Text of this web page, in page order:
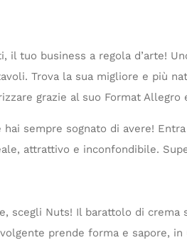
il tuo business a regola d’arte!
Trova la sua migliore e più
grazie al suo Format Allegro
hai sempre sognato di avere!
attrattivo e inconfondibile.
scegli Nuts! Il barattolo di crema
prende forma e sapore,